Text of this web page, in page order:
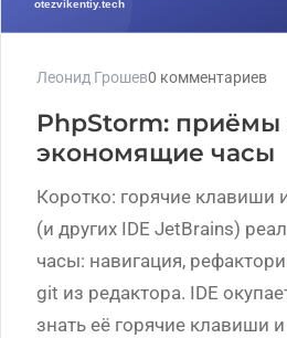
Леонид Грошев0 комментариев
PhpStorm: приёмы
экономящие часы
Коротко: горячие клавиши
(и других IDE JetBrains)
часы: навигация,
git из редактора. IDE
знать её горячие клавиши